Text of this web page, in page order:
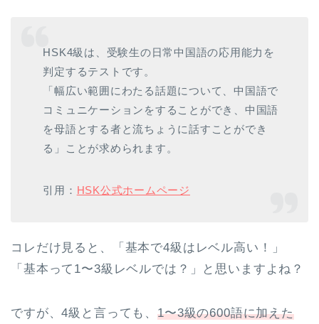
HSK4級は、受験生の日常中国語の応用能力を
判定するテストです。
「幅広い範囲にわたる話題について、中国語で
コミュニケーションをすることができ、中国語
を母語とする者と流ちょうに話すことができ
る」ことが求められます。
引用： HSK公式ホームページ
コレだけ見ると、「基本で4級はレベル高い！」
「基本って1〜3級レベルでは？」と思いますよね？
ですが、4級と言っても、1〜3級の600語に加えた